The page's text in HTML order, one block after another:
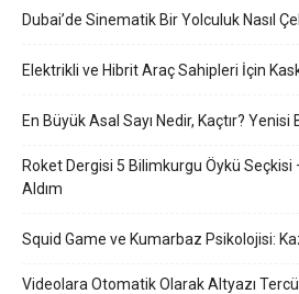
Dubai’de Sinematik Bir Yolculuk Nasıl
Elektrikli ve Hibrit Araç Sahipleri İçin
En Büyük Asal Sayı Nedir, Kaçtır? Yenisi
Roket Dergisi 5 Bilimkurgu Öykü
Aldım
Squid Game ve Kumarbaz Psikolojisi:
Videolara Otomatik Olarak Altyazı